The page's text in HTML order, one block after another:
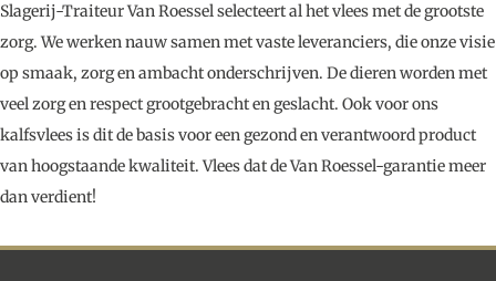
Slagerij-Traiteur Van Roessel selecteert al het vlees met de grootste
zorg. We werken nauw samen met vaste leveranciers, die onze visie
op smaak, zorg en ambacht onderschrijven. De dieren worden met
veel zorg en respect grootgebracht en geslacht. Ook voor ons
kalfsvlees is dit de basis voor een gezond en verantwoord product
van hoogstaande kwaliteit. Vlees dat de Van Roessel-garantie meer
dan verdient!